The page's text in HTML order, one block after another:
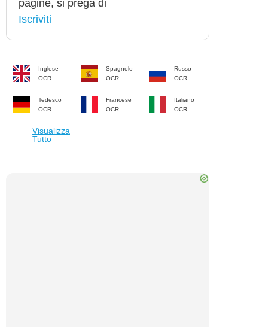
pagine, si prega di
Iscriviti
Inglese
OCR
Spagnolo
OCR
Russo
OCR
Tedesco
OCR
Francese
OCR
Italiano
OCR
Visualizza
Tutto